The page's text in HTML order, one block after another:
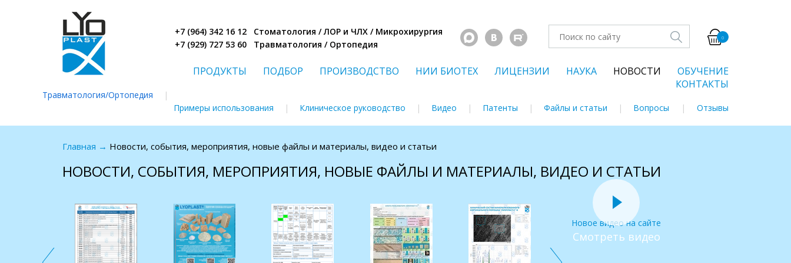
Травматология/Ортопедия |
+7 (964) 342 16 12 Стоматология / ЛОР и ЧЛХ / Микрохирургия
+7 (929) 727 53 60 Травматология / Ортопедия
0
ПРОДУКТЫ ПОДБОР ПРОИЗВОДСТВО НИИ БИОТЕХ ЛИЦЕНЗИИ НАУКА НОВОСТИ
ОБУЧЕНИЕ
КОНТАКТЫ
Примеры использования Клиническое руководство Видео Патенты Файлы и статьи Вопросы Отзывы
Главная → Новости, события, мероприятия, новые файлы и материалы, видео и статьи
НОВОСТИ, СОБЫТИЯ, МЕРОПРИЯТИЯ, НОВЫЕ ФАЙЛЫ И МАТЕРИАЛЫ, ВИДЕО И СТАТЬИ
Смотреть видео
Новое видео на сайте